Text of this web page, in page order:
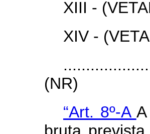
XIII -
XIV -
(NR)
“Art. 8º-A